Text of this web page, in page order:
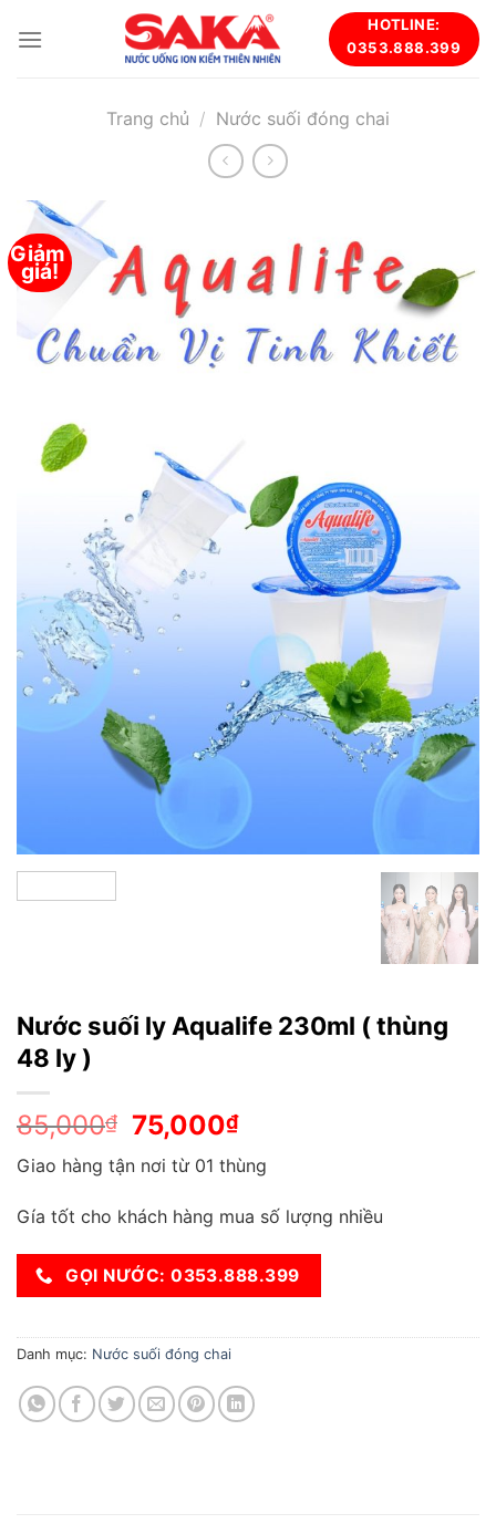
HOTLINE:
0353.888.399
Trang chủ / Nước suối đóng chai
Giảm
giá!
Nước suối ly Aqualife 230ml ( thùng
48 ly )
85,000₫
Original
price
was:
85,000₫.
75,000₫Current
price
is:
75,000₫.
Giao hàng tận nơi từ 01 thùng
Gía tốt cho khách hàng mua số lượng nhiều
GỌI NƯỚC: 0353.888.399
Danh mục: Nước suối đóng chai